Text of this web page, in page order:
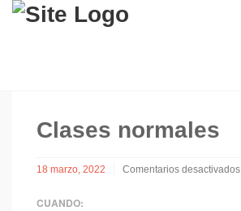
Clases normales
18 marzo, 2022
Comentarios desactivados
CUANDO: